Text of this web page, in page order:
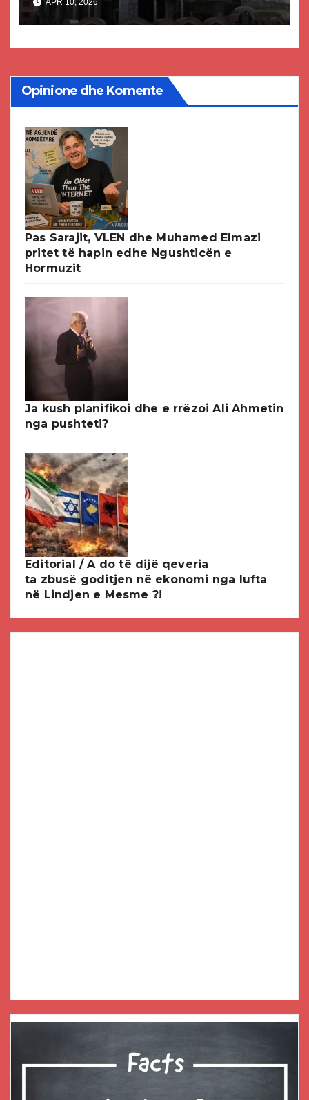
APR 10, 2026
Opinione dhe Komente
Pas Sarajit, VLEN dhe Muhamed Elmazi
pritet të hapin edhe Ngushticën e
Hormuzit
Ja kush planifikoi dhe e rrëzoi Ali Ahmetin
nga pushteti?
Editorial / A do të dijë qeveria
ta zbusë goditjen në ekonomi nga lufta
në Lindjen e Mesme ?!